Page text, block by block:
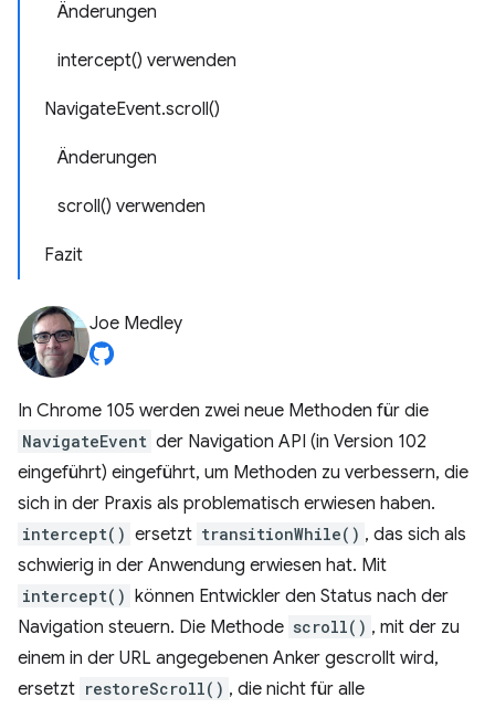
Änderungen
intercept() verwenden
NavigateEvent.scroll()
Änderungen
scroll() verwenden
Fazit
Joe Medley
In Chrome 105 werden zwei neue Methoden für die
NavigateEvent der Navigation API (in Version 102
eingeführt) eingeführt, um Methoden zu verbessern, die
sich in der Praxis als problematisch erwiesen haben.
intercept() ersetzt transitionWhile() , das sich als
schwierig in der Anwendung erwiesen hat. Mit
intercept() können Entwickler den Status nach der
Navigation steuern. Die Methode scroll() , mit der zu
einem in der URL angegebenen Anker gescrollt wird,
ersetzt restoreScroll() , die nicht für alle